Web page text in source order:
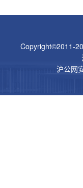
Copyright©2011-
沪公网